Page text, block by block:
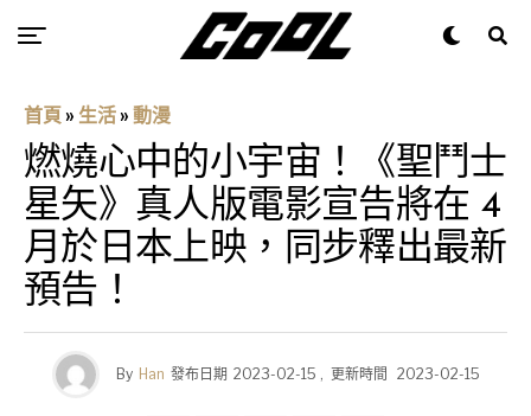
首頁 » 生活 » 動漫
燃燒心中的小宇宙！《聖鬥士
星矢》真人版電影宣告將在 4
月於日本上映，同步釋出最新
預告！
By Han 發布日期 2023-02-15 , 更新時間 2023-02-15